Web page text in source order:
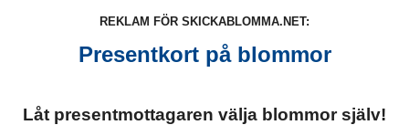
REKLAM FÖR SKICKABLOMMA.NET:
Presentkort på blommor
Låt presentmottagaren välja blommor själv!